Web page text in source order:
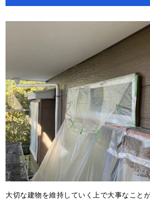
大切な建物を維持していく上で大事なこと